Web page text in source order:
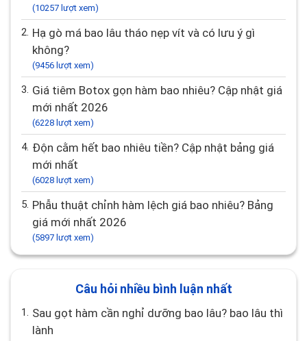
(10257 lượt xem)
2. Hạ gò má bao lâu tháo nẹp vít và có lưu ý gì
không?
(9456 lượt xem)
3. Giá tiêm Botox gọn hàm bao nhiêu? Cập nhật giá
mới nhất 2026
(6228 lượt xem)
4. Độn cằm hết bao nhiêu tiền? Cập nhật bảng giá
mới nhất
(6028 lượt xem)
5. Phẫu thuật chỉnh hàm lệch giá bao nhiêu? Bảng
giá mới nhất 2026
(5897 lượt xem)
Câu hỏi nhiều bình luận nhất
1. Sau gọt hàm cần nghỉ dưỡng bao lâu? bao lâu thì
lành